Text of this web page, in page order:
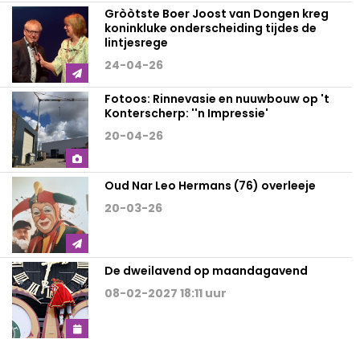
Gròòtste Boer Joost van Dongen kreg
koninkluke onderscheiding tijdes de
lintjesrege
24-04-26
Fotoos: Rinnevasie en nuuwbouw op 't
Konterscherp: ''n Impressie'
20-04-26
Oud Nar Leo Hermans (76) overleeje
20-03-26
De dweilavend op maandagavend
08-02-2027 18:11 uur